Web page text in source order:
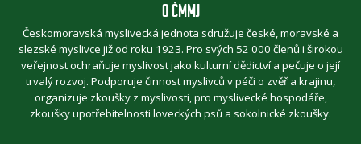
O ČMMJ
Českomoravská myslivecká jednota sdružuje české, moravské a
slezské myslivce již od roku 1923. Pro svých 52 000 členů i širokou
veřejnost ochraňuje myslivost jako kulturní dědictví a pečuje o její
trvalý rozvoj. Podporuje činnost myslivců v péči o zvěř a krajinu,
organizuje zkoušky z myslivosti, pro myslivecké hospodáře,
zkoušky upotřebitelnosti loveckých psů a sokolnické zkoušky.